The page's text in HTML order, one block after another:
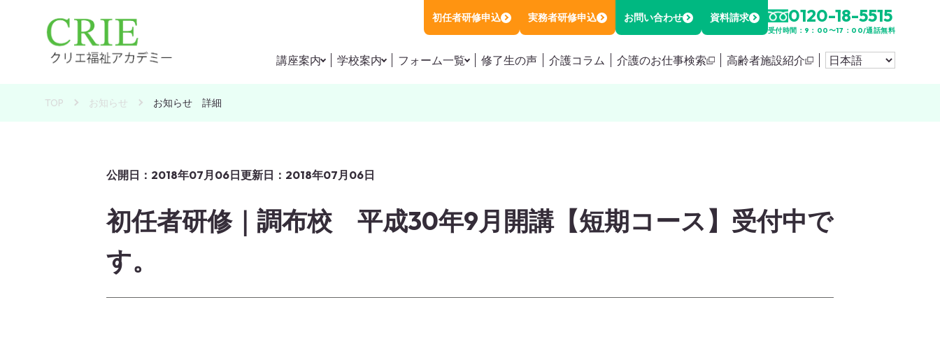
初任者研修申込 実務者研修申込 お問い合わせ 資料請求 0120-18-5515
受付時間：9：00〜17：00/通話無料
講座案内
実務者研修講座の日程を探す
特待生制度（受講料0円）
学校案内
運営会社
フォーム一覧
特定商取引法に基づく表記
修了生の声 介護コラム 介護のお仕事検索 高齢者施設紹介
TOP お知らせ お知らせ 詳細
公開日：2018年07月06日更新日：2018年07月06日
初任者研修｜調布校 平成30年9月開講【短期コース】受付中で
す。